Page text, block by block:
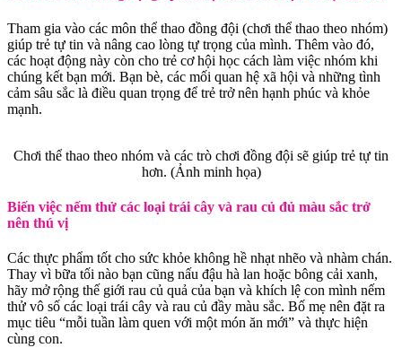
Tham gia vào các môn thể thao đồng đội (chơi thể thao theo nhóm)
giúp trẻ tự tin và nâng cao lòng tự trọng của mình. Thêm vào đó,
các hoạt động này còn cho trẻ cơ hội học cách làm việc nhóm khi
chúng kết bạn mới. Bạn bè, các mối quan hệ xã hội và những tình
cảm sâu sắc là điều quan trọng để trẻ trở nên hạnh phúc và khỏe
mạnh.
Chơi thể thao theo nhóm và các trò chơi đồng đội sẽ giúp trẻ tự tin
hơn. (Ảnh minh họa)
Biến việc nếm thử các loại trái cây và rau củ đủ màu sắc trở
nên thú vị
Các thực phẩm tốt cho sức khỏe không hề nhạt nhẽo và nhàm chán.
Thay vì bữa tối nào bạn cũng nấu đậu hà lan hoặc bông cải xanh,
hãy mở rộng thế giới rau củ quả của bạn và khích lệ con mình nếm
thử vô số các loại trái cây và rau củ đầy màu sắc. Bố mẹ nên đặt ra
mục tiêu “mỗi tuần làm quen với một món ăn mới” và thực hiện
cùng con.